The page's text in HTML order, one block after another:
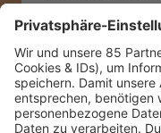
nie wirklich weg.